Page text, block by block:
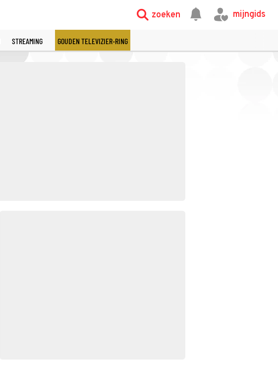
zoeken mijngids
STREAMING GOUDEN TELEVIZIER-RING